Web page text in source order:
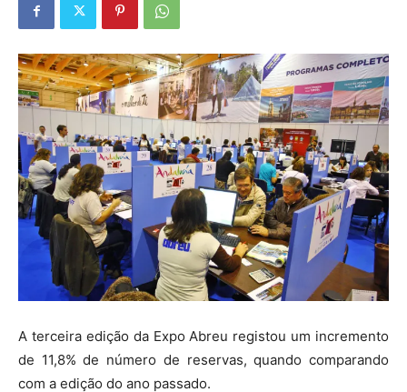
A terceira edição da Expo Abreu registou um incremento
de 11,8% de número de reservas, quando comparando
com a edição do ano passado.